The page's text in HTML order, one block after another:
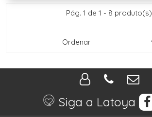
Pág. 1 de 1 - 8 produto(s)
Siga a Latoya